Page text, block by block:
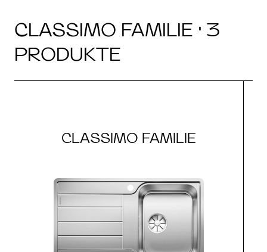
CLASSIMO FAMILIE · 3
PRODUKTE
CLASSIMO FAMILIE